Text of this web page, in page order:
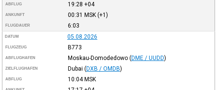
ABFLUG 19:28 +04
ANKUNFT 00:31 MSK(+1)
FLUGDAUER 6:03
DATUM 05.08.2026
FLUGZEUG B773
ABFLUGHAFEN Moskau-Domodedowo (DME / UUDD)
ZIELFLUGHAFEN Dubai (DXB / OMDB)
ABFLUG 10:04MSK